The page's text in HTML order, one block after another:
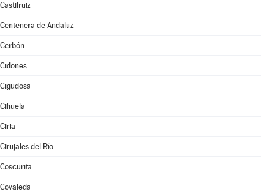
Castilruiz
Centenera de Andaluz
Cerbón
Cidones
Cigudosa
Cihuela
Ciria
Cirujales del Río
Coscurita
Covaleda